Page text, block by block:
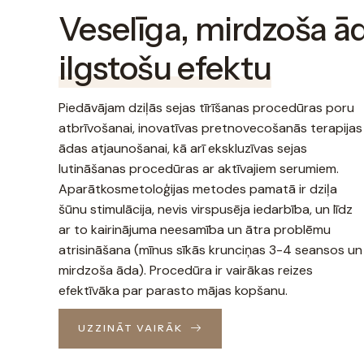
Veselīga, mirdzoša
ilgstošu efektu
Piedāvājam dziļās sejas tīrīšanas procedūras poru
atbrīvošanai, inovatīvas pretnovecošanās terapijas
ādas atjaunošanai, kā arī ekskluzīvas sejas
lutināšanas procedūras ar aktīvajiem serumiem.
Aparātkosmetoloģijas metodes pamatā ir dziļa
šūnu stimulācija, nevis virspusēja iedarbība, un līdz
ar to kairinājuma neesamība un ātra problēmu
atrisināšana (mīnus sīkās krunciņas 3-4 seansos un
mirdzoša āda). Procedūra ir vairākas reizes
efektīvāka par parasto mājas kopšanu.
UZZINĀT VAIRĀK